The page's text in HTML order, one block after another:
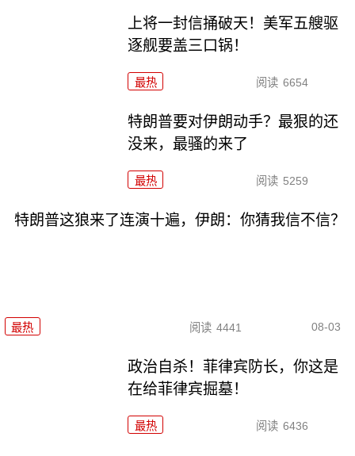
上将一封信捅破天！美军五艘驱
逐舰要盖三口锅！
最热 阅读 6654
特朗普要对伊朗动手？最狠的还
没来，最骚的来了
最热 阅读 5259
特朗普这狼来了连演十遍，伊朗：你猜我信不信？
最热 阅读 4441 08-03
政治自杀！菲律宾防长，你这是
在给菲律宾掘墓！
最热 阅读 6436